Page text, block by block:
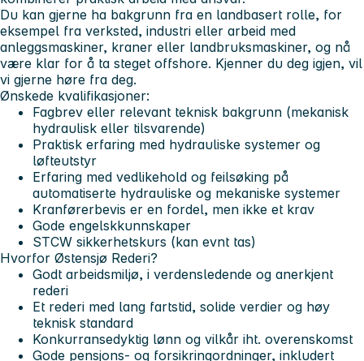
Du kan gjerne ha bakgrunn fra en landbasert rolle, for
eksempel fra verksted, industri eller arbeid med
anleggsmaskiner, kraner eller landbruksmaskiner, og nå
være klar for å ta steget offshore. Kjenner du deg igjen, vil
vi gjerne høre fra deg.
Ønskede kvalifikasjoner:
Fagbrev eller relevant teknisk bakgrunn (mekanisk
hydraulisk eller tilsvarende)
Praktisk erfaring med hydrauliske systemer og
løfteutstyr
Erfaring med vedlikehold og feilsøking på
automatiserte hydrauliske og mekaniske systemer
Kranførerbevis er en fordel, men ikke et krav
Gode engelskkunnskaper
STCW sikkerhetskurs (kan evnt tas)
Hvorfor Østensjø Rederi?
Godt arbeidsmiljø, i verdensledende og anerkjent
rederi
Et rederi med lang fartstid, solide verdier og høy
teknisk standard
Konkurransedyktig lønn og vilkår iht. overenskomst
Gode pensjons- og forsikringordninger, inkludert